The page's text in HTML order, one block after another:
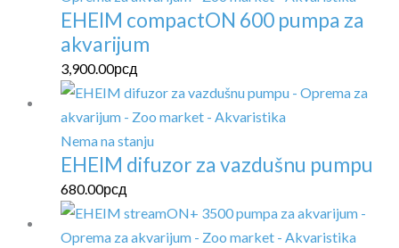
EHEIM compactON 600 pumpa za
akvarijum
3,900.00рсд
Nema na stanju
EHEIM difuzor za vazdušnu pumpu
680.00рсд